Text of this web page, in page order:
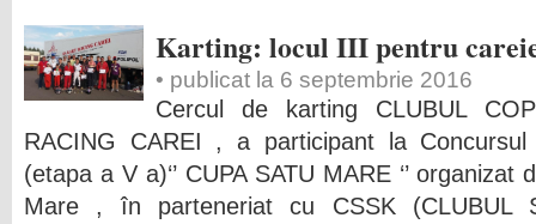
Karting: locul III pentru
• publicat la 6 septembrie 2016
Cercul de karting CLUBUL
RACING CAREI , a participant la
(etapa a V a)‘’ CUPA SATU MARE ‘’
Mare , în parteneriat cu CSSK (CLUBUL